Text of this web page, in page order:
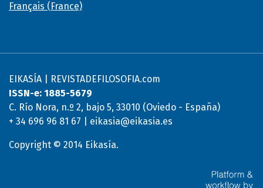
Français (France)
EIKASÍA | REVISTADEFILOSOFIA.com
ISSN-e: 1885-5679
C. Río Nora, n.º 2, bajo 5, 33010 (Oviedo - España)
+ 34 696 96 81 67 | eikasia@eikasia.es
Copyright © 2014 Eikasía.